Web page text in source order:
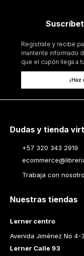
Regístrate y recibe
mantente informado
que el cupón llega a
Dudas y tienda
+57 320 343 2919
Trabaja con
Nuestras tiendas
Lerner centro
Avenida Jiménez No 4-
Lerner Calle 93